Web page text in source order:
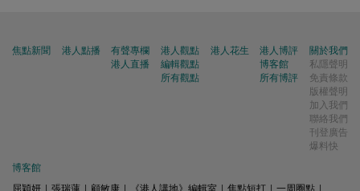
焦點新聞 港人點播
有聲專欄
港人直播
港人觀點
編輯觀點
所有觀點
港人花生
港人博評
博客館
所有博評
關於我們
私隱聲明
免責條款
版權聲明
加入我們
聯絡我們
刊登廣告
爆料快
博客館
屈穎妍
張瑞蓮 顧敏康 《港人講地》編輯室 焦點短打 一周圈點